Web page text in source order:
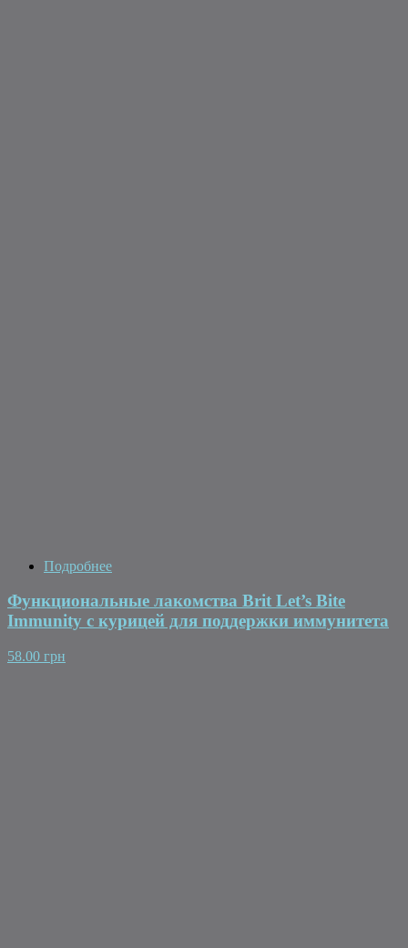
Подробнее
Функциональные лакомства Brit Let’s Bite
Immunity с курицей для поддержки иммунитета
58.00 грн